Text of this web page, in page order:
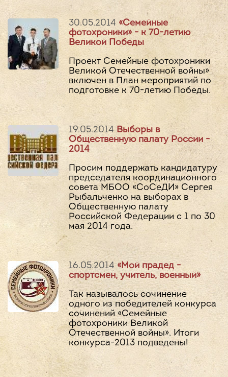
30.05.2014 «Семейные
фотохроники» - к 70-летию
Великой Победы
Проект Семейные фотохроники
Великой Отечественной войны»
включен в План мероприятий по
подготовке к 70-летию Победы.
19.05.2014 Выборы в
Общественную палату России -
2014
Просим поддержать кандидатуру
председателя координационного
совета МБОО «СоСеДИ» Сергея
Рыбальченко на выборах в
Общественную палату
Российской Федерации с 1 по 30
мая 2014 года.
16.05.2014 «Мой прадед -
спортсмен, учитель, военный»
Так называлось сочинение
одного из победителей конкурса
сочинений «Семейные
фотохроники Великой
Отечественной войны». Итоги
конкурса-2013 подведены!